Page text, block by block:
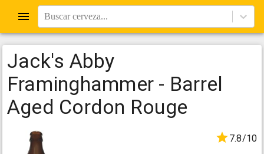
Buscar cerveza...
Jack's Abby
Framinghammer - Barrel
Aged Cordon Rouge
7.8/10